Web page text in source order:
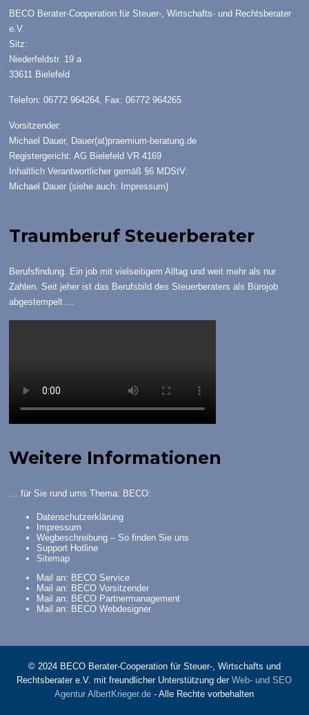
BECO Berater-Cooperation für Steuer-, Wirtschafts- und Rechtsberater
e.V.
Sitz:
Niederfeldstr. 19 a
33611 Bielefeld
Telefon: 06772 964264, Fax: 06772 964265
Vorsitzender:
Michael Dauer, Dauer(at)praemium-beratung.de
Registergericht: AG Bielefeld VR 4169
Inhaltlich Verantwortlicher gemäß §6 MDStV:
Michael Dauer (siehe auch:
Impressum)
Traumberuf Steuerberater
Berufsfindung. Ein job mit vielseitigem Alltag und weit mehr als nur
Zahlen. Seit jeher ist das Berufsbild des Steuerberaters als Bürojob
abgestempelt….
Weitere Informationen
… für Sie rund ums Thema: BECO:
Datenschutzerklärung
Impressum
Wegbeschreibung – So finden Sie uns
Support Hotline
Sitemap
Mail an: BECO Service
Mail an: BECO Vorsitzender
Mail an: BECO Partnermanagement
Mail an: BECO Webdesigner
© 2024 BECO Berater-Cooperation für Steuer-, Wirtschafts und
Rechtsberater e.V. mit freundlicher Unterstützung derWeb- und SEO
Agentur AlbertKrieger.de - Alle Rechte vorbehalten